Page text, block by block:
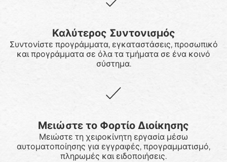
Καλύτερος Συντονισμός
Συντονίστε προγράμματα, εγκαταστάσεις, προσωπικό
και προγράμματα σε όλα τα τμήματα σε ένα κοινό
σύστημα.
Μειώστε το Φορτίο Διοίκησης
Μειώστε τη χειροκίνητη εργασία μέσω
αυτοματοποίησης για εγγραφές, προγραμματισμό,
πληρωμές και ειδοποιήσεις.